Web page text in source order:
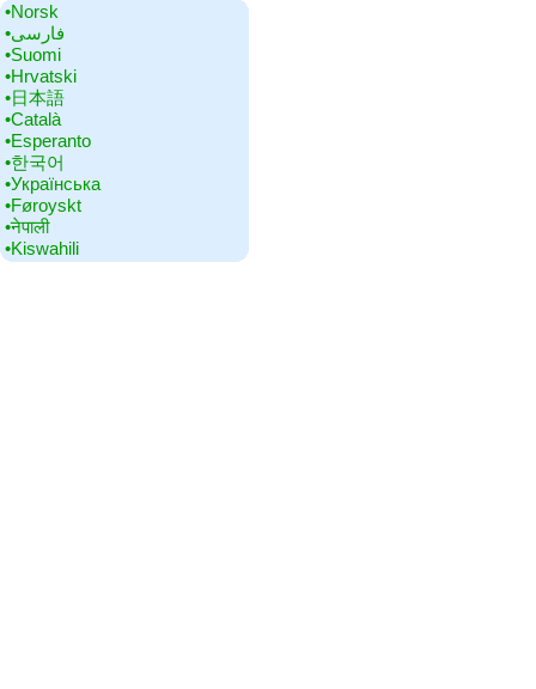
•‎Norsk
•‎فارسی
•‎Suomi
•‎Hrvatski
•‎日本語
•‎Català
•‎Esperanto
•‎한국어
•‎Українська
•‎Føroyskt
•‎नेपाली
•‎Kiswahili